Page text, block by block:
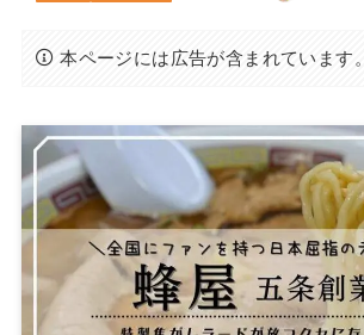
本ページには広告が含まれています。